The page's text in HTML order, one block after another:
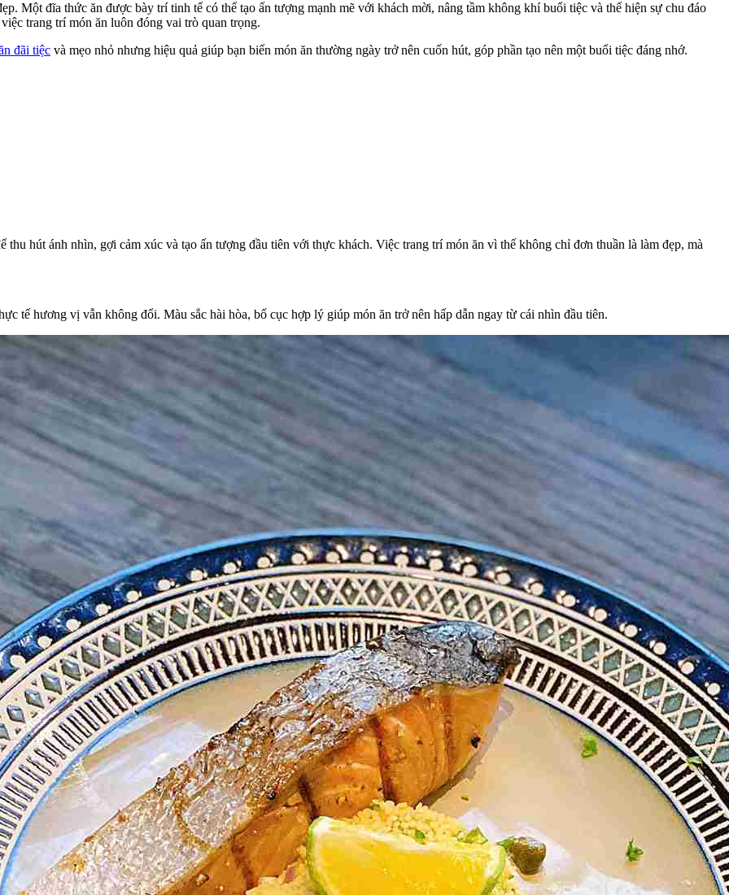
Một đĩa thức ăn được bày trí tinh tế có thể tạo ấn tượng mạnh mẽ với khách mời, nâng tầm không khí buổi tiệc và thể hiện sự chu đáo
trang trí món ăn luôn đóng vai trò quan trọng.
đãi tiệc và mẹo nhỏ nhưng hiệu quả giúp bạn biến món ăn thường ngày trở nên cuốn hút, góp phần tạo nên một buổi tiệc đáng nhớ.
hút ánh nhìn, gợi cảm xúc và tạo ấn tượng đầu tiên với thực khách. Việc trang trí món ăn vì thế không chỉ đơn thuần là làm đẹp, mà
tế hương vị vẫn không đổi. Màu sắc hài hòa, bố cục hợp lý giúp món ăn trở nên hấp dẫn ngay từ cái nhìn đầu tiên.